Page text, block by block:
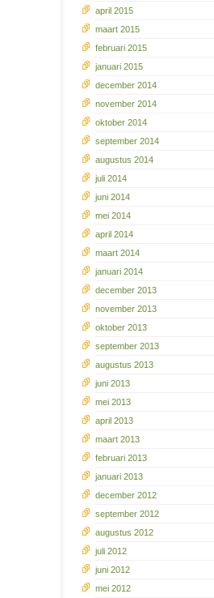
april 2015
maart 2015
februari 2015
januari 2015
december 2014
november 2014
oktober 2014
september 2014
augustus 2014
juli 2014
juni 2014
mei 2014
april 2014
maart 2014
januari 2014
december 2013
november 2013
oktober 2013
september 2013
augustus 2013
juni 2013
mei 2013
april 2013
maart 2013
februari 2013
januari 2013
december 2012
september 2012
augustus 2012
juli 2012
juni 2012
mei 2012